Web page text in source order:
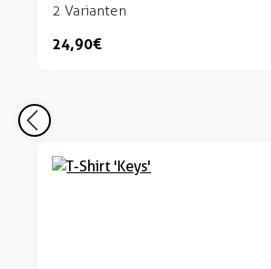
2 Varianten
24,90 €